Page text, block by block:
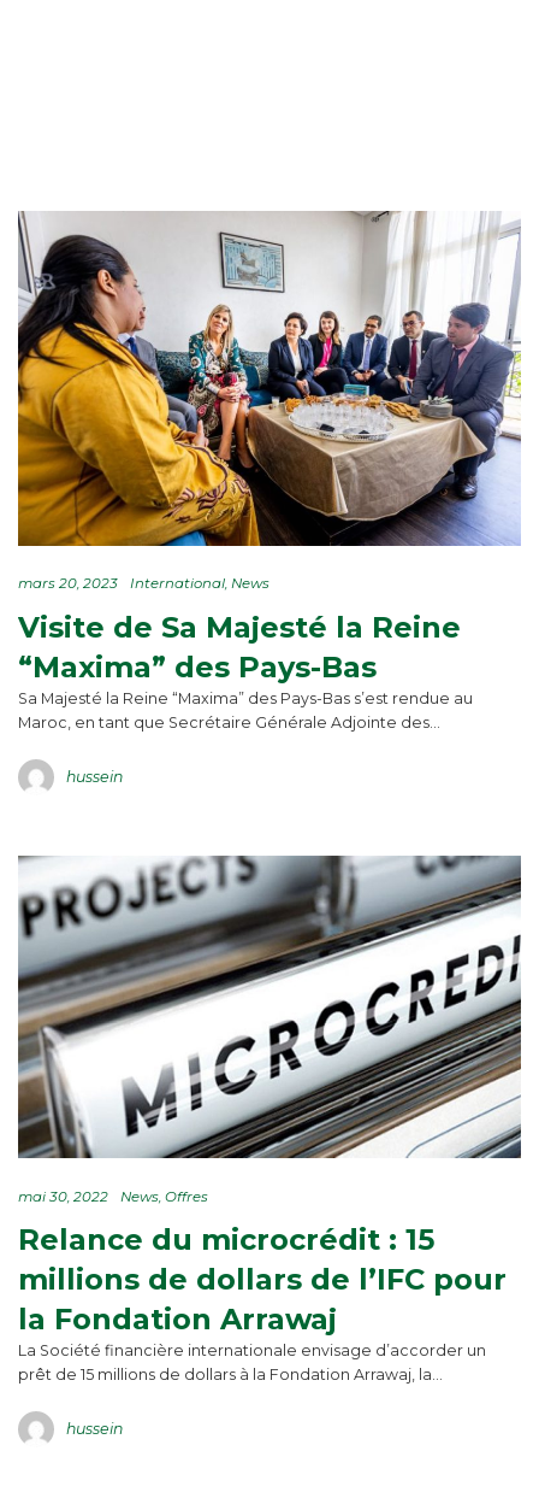
mars 20, 2023 International News
Visite de Sa Majesté la Reine
“Maxima” des Pays-Bas
Sa Majesté la Reine “Maxima” des Pays-Bas s’est rendue au
Maroc, en tant que Secrétaire Générale Adjointe des…
hussein
mai 30, 2022 News Offres
Relance du microcrédit : 15
millions de dollars de l’IFC pour
la Fondation Arrawaj
La Société financière internationale envisage d’accorder un
prêt de 15 millions de dollars à la Fondation Arrawaj, la…
hussein